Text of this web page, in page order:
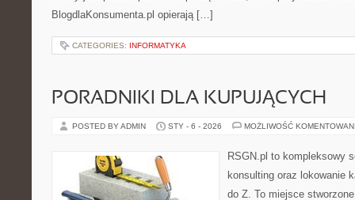
BlogdlaKonsumenta.pl opierają […]
CATEGORIES: INFORMATYKA
PORADNIKI DLA KUPUJĄCYCH
POSTED BY ADMIN STY - 6 - 2026 MOŻLIWOŚĆ
RSGN.pl to kompleksowy
konsulting oraz lokowanie
do Z. To miejsce